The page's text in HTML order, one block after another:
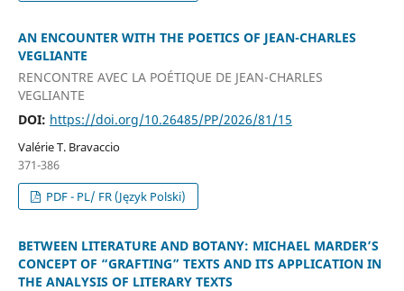
AN ENCOUNTER WITH THE POETICS OF JEAN-CHARLES
VEGLIANTE
RENCONTRE AVEC LA POÉTIQUE DE JEAN-CHARLES
VEGLIANTE
DOI: https://doi.org/10.26485/PP/2026/81/15
Valérie T. Bravaccio
371-386
PDF - PL/ FR (Język Polski)
BETWEEN LITERATURE AND BOTANY: MICHAEL MARDER’S
CONCEPT OF “GRAFTING” TEXTS AND ITS APPLICATION IN
THE ANALYSIS OF LITERARY TEXTS